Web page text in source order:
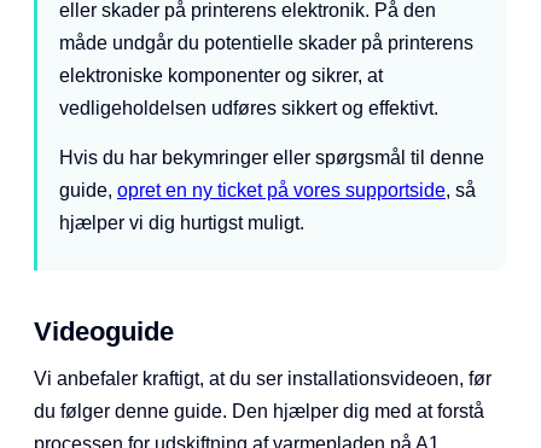
eller skader på printerens elektronik. På den
måde undgår du potentielle skader på printerens
elektroniske komponenter og sikrer, at
vedligeholdelsen udføres sikkert og effektivt.
Hvis du har bekymringer eller spørgsmål til denne
guide, opret en ny ticket på vores supportside, så
hjælper vi dig hurtigst muligt.
Videoguide
Vi anbefaler kraftigt, at du ser installationsvideoen, før
du følger denne guide. Den hjælper dig med at forstå